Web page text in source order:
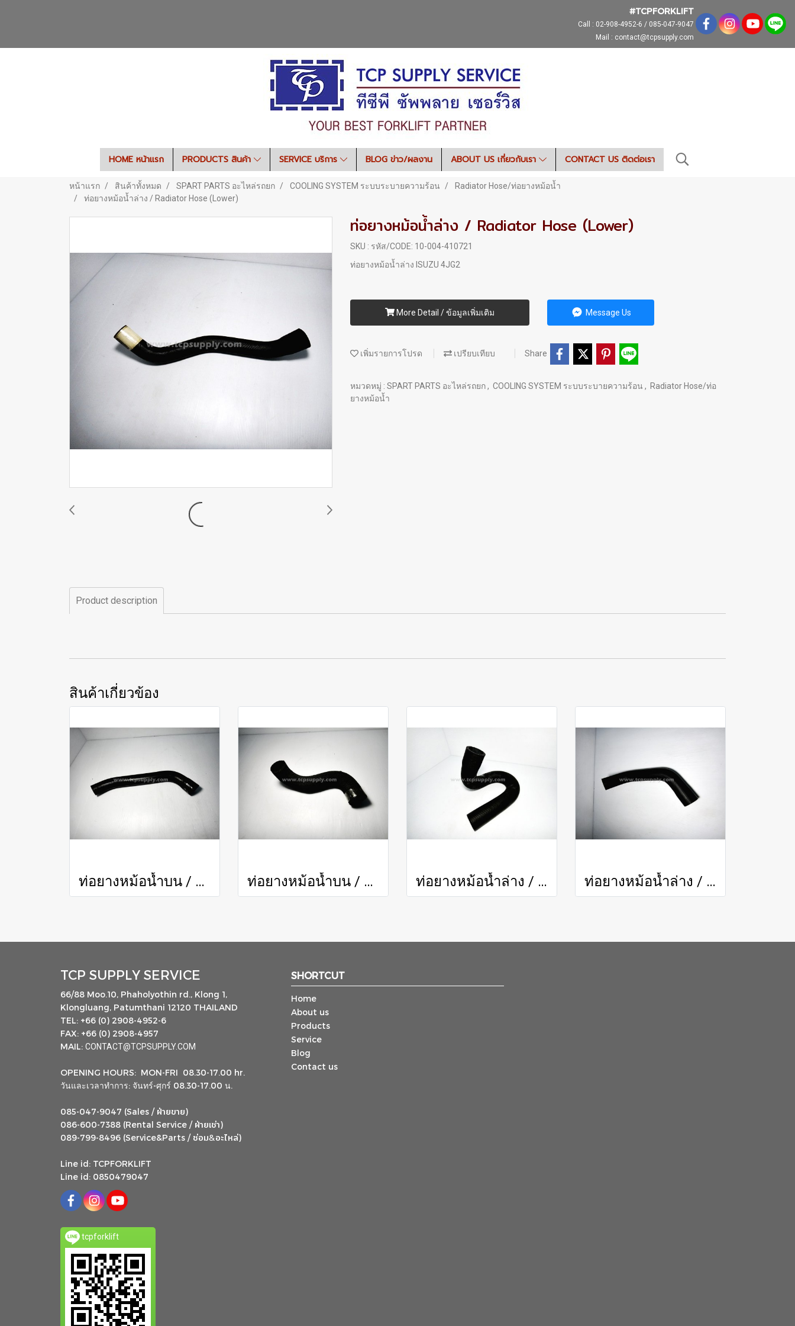
#TCPFORKLIFT
Call : 02-908-4952-6 / 085-047-9047
Mail : contact@tcpsupply.com
HOME หน้าแรก PRODUCTS สินค้า SERVICE บริการ BLOG ข่าว/ผลงาน ABOUT US เกี่ยวกับเรา CONTACT US ติดต่อเรา
หน้าแรก สินค้าทั้งหมด SPART PARTS อะไหล่รถยก COOLING SYSTEM ระบบระบายความร้อน
Radiator Hose/ท่อยางหม้อน้ำ
ท่อยางหม้อน้ำล่าง / Radiator Hose (Lower)
ท่อยางหม้อน้ำล่าง / Radiator Hose (Lower)
SKU : รหัส/CODE: 10-004-410721
ท่อยางหม้อน้ำล่าง ISUZU 4JG2
More Detail / ข้อมูลเพิ่มเติม Message Us
เพิ่มรายการโปรด เปรียบเทียบ Share
หมวดหมู่ : SPART PARTS อะไหล่รถยก, COOLING SYSTEM ระบบระบายความร้อน , Radiator Hose/ท่อ
ยางหม้อน้ำ
Product description
สินค้าเกี่ยวข้อง
ท่อยางหม้อน้ำบน / Radiator Hose (Upper) ท่อยางหม้อน้ำบน / Radiator Hose (Upper) ท่อยางหม้อน้ำล่าง / Radiator Hose (Lower) ท่อยางหม้อน้ำล่าง / Radiator Hose (Lower)
TCP SUPPLY SERVICE
66/88 Moo.10, Phaholyothin rd., Klong 1,
Klongluang, Patumthani 12120 THAILAND
TEL: +66 (0) 2908-4952-6
FAX: +66 (0) 2908-4957
MAIL: CONTACT@TCPSUPPLY.COM
OPENING HOURS: MON-FRI 08.30-17.00 hr.
วันและเวลาทำการ: จันทร์-ศุกร์ 08.30-17.00 น.
085-047-9047 (Sales / ฝ่ายขาย)
086-600-7388 (Rental Service / ฝ่ายเช่า)
089-799-8496 (Service&Parts / ซ่อม&อะไหล่)
Line id: TCPFORKLIFT
Line id: 0850479047
tcpforklift
SHORTCUT
Home
About us
Products
Service
Blog
Contact us